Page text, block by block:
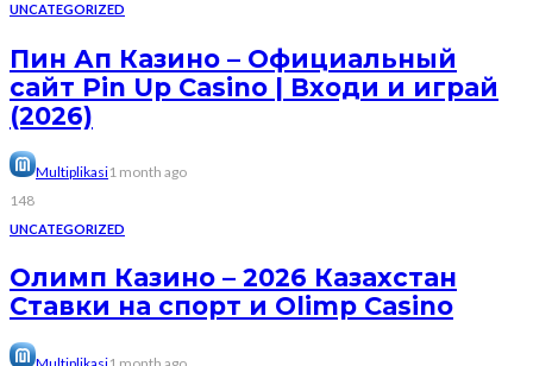
UNCATEGORIZED
Пин Ап Казино – Официальный
сайт Pin Up Casino | Входи и играй
(2026)
Multiplikasi1 month ago
148
UNCATEGORIZED
Олимп Казино – 2026 Казахстан
Ставки на спорт и Olimp Casino